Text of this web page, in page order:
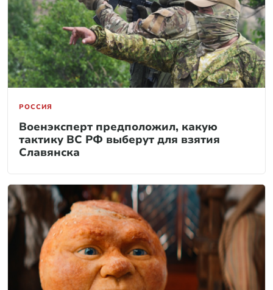
РОССИЯ
Военэксперт предположил, какую
тактику ВС РФ выберут для взятия
Славянска